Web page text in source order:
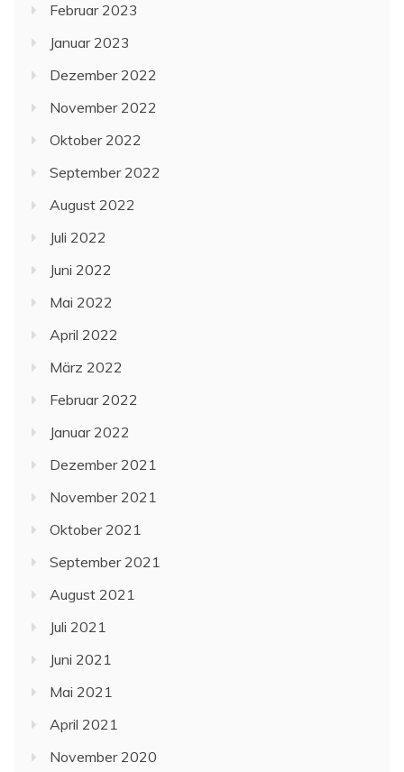
Februar 2023
Januar 2023
Dezember 2022
November 2022
Oktober 2022
September 2022
August 2022
Juli 2022
Juni 2022
Mai 2022
April 2022
März 2022
Februar 2022
Januar 2022
Dezember 2021
November 2021
Oktober 2021
September 2021
August 2021
Juli 2021
Juni 2021
Mai 2021
April 2021
November 2020